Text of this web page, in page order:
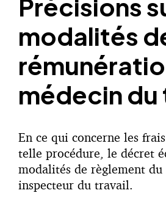
modalités
médecin du
En ce qui concerne les
telle procédure, le décret
modalités de règlement du
inspecteur du travail.